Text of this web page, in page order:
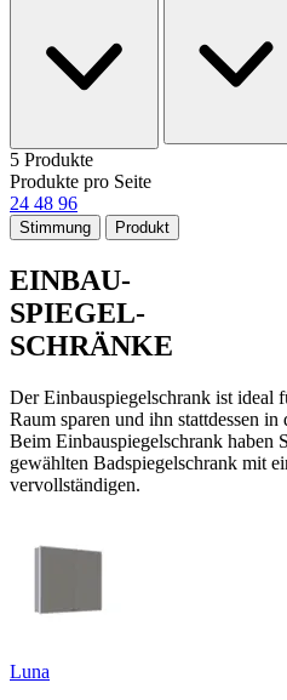
5 Produkte
Produkte pro Seite
24 48 96
Stimmung Produkt
EINBAU-
SPIEGEL-
SCHRÄNKE
Der Einbauspiegelschrank ist ideal
Raum sparen und ihn stattdessen
Beim Einbauspiegelschrank haben
gewählten Badspiegelschrank mit
vervollständigen.
Luna